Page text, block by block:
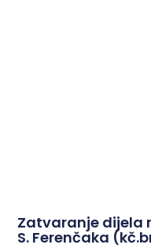
Zatvaranje dijela
S. Ferenčaka